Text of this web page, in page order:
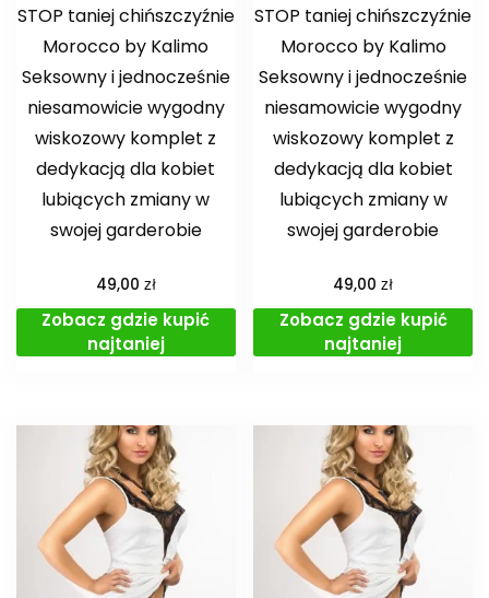
STOP taniej chińszczyźnie
Morocco by Kalimo
Seksowny i jednocześnie
niesamowicie wygodny
wiskozowy komplet z
dedykacją dla kobiet
lubiących zmiany w
swojej garderobie
49,00 zł
Zobacz gdzie kupić
najtaniej
STOP taniej chińszczyźnie
Morocco by Kalimo
Seksowny i jednocześnie
niesamowicie wygodny
wiskozowy komplet z
dedykacją dla kobiet
lubiących zmiany w
swojej garderobie
49,00zł
Zobacz gdzie kupić
najtaniej